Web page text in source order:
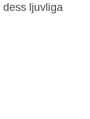
ljuvliga